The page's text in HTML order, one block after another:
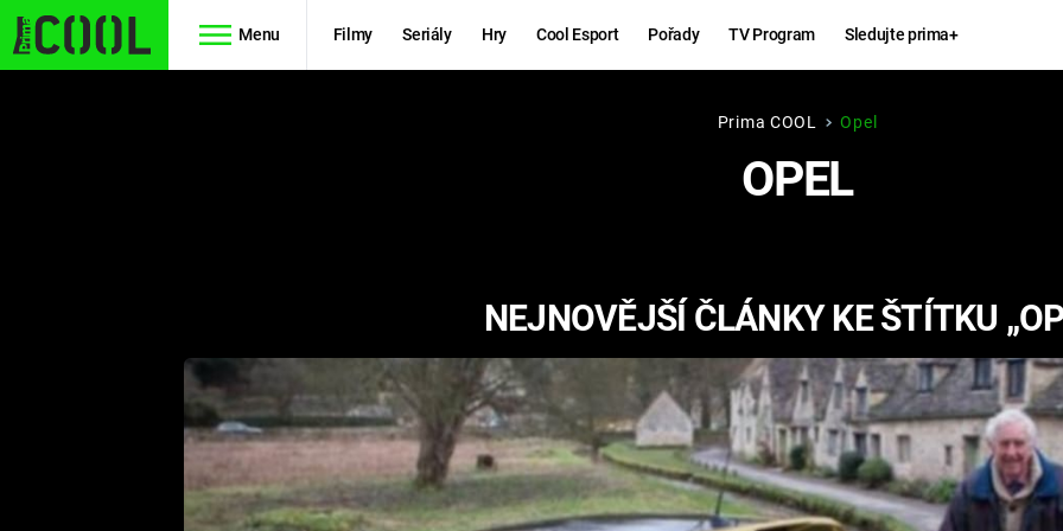
Menu Filmy Seriály Hry Cool Esport Pořady TV Program Sledujte prima+
FUTURAMA
ZBĚSILE 10
PREDÁTOR
KINGDOM
COME:
DELIVERANCE
ESPORT
CHUCK
NORRIS
Prima COOL Opel
OPEL
NEJNOVĚJŠÍ ČLÁNKY KE ŠTÍTKU